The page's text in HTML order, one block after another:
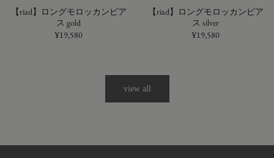
【riad】ロングモロッカンピア
ス gold
¥19,580
【riad】ロングモロッカンピア
ス silver
¥19,580
view all